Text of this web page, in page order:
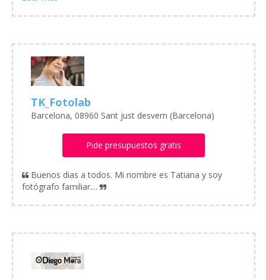
TK_Fotolab
Barcelona, 08960 Sant just desvern (Barcelona)
Pide presupuestos gratis
Buenos dias a todos. Mi nombre es Tatiana y soy
fotógrafo familiar....